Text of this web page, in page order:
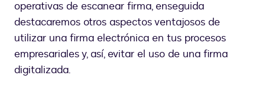
operativas de escanear firma, enseguida
destacaremos otros aspectos ventajosos de
utilizar una firma electrónica en tus procesos
empresariales y, así, evitar el uso de una firma
digitalizada.